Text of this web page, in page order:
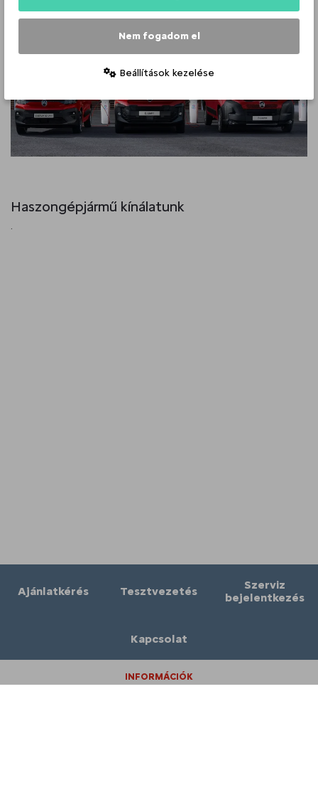
Haszongépjármű kínálatunk
.
Ajánlatkérés Tesztvezetés
Szerviz
bejelentkezés
Kapcsolat
INFORMÁCIÓK
Nem fogadom el
Beállítások kezelése